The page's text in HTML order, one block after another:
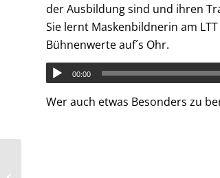
der Ausbildung sind und ihren
Sie lernt Maskenbildnerin am
Bühnenwerte auf´s Ohr.
00:00
Wer auch etwas Besonders zu